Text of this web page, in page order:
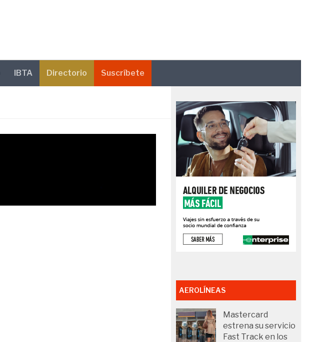
IBTA Directorio Suscríbete
AEROLÍNEAS
Mastercard
estrena su servicio
Fast Track en los